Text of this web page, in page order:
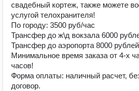
свадебный кортеж, также можете
услугой телохранителя!
По городу: 3500 руб/час
Трансфер до ж\д вокзала 6000
Трансфер до аэропорта 8000 рублей
Минимальное время заказа от 4-х
часов!
Форма оплаты: наличный расчет,
договор.